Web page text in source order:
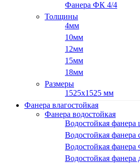
Фанера ФК 4/4
Толщины
4мм
10мм
12мм
15мм
18мм
Размеры
1525х1525 мм
Фанера влагостойкая
Фанера водостойкая
Водостойкая фанера
Водостойкая фанера
Водостойкая
Водостойкая фанера